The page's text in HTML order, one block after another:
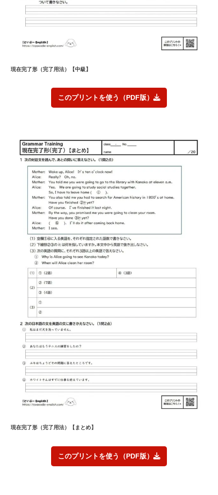
現在完了形（完了用法）【中級】
このプリントを使う（PDF版）
現在完了形（完了用法）【まとめ】
このプリントを使う（PDF版）